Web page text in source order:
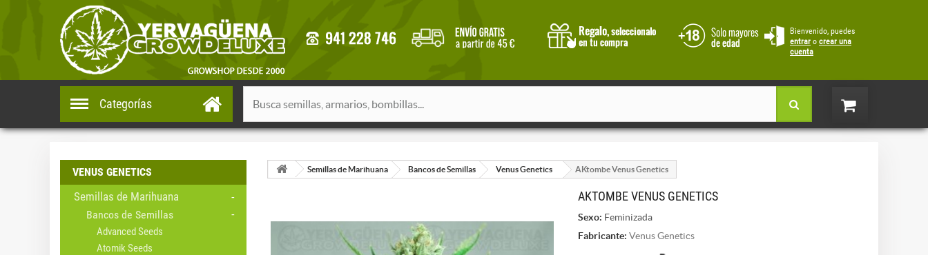
Bienvenido, puedes
entrar o crear una
cuenta
Categorías
VENUS GENETICS
Semillas de Marihuana
Bancos de Semillas
Advanced Seeds
Atomik Seeds
Semillas de Marihuana Bancos de Semillas Venus Genetics AKtombe Venus Genetics
AKTOMBE VENUS GENETICS
Sexo: Feminizada
Fabricante: Venus Genetics